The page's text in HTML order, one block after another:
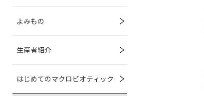
よみもの
生産者紹介
はじめてのマクロビオティック